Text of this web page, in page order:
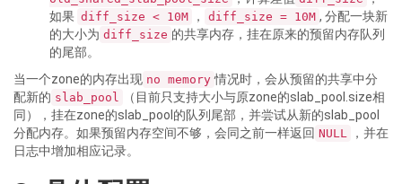
如果 diff_size < 10M ， diff_size = 10M , 分配一块新
的大小为 diff_size 的共享内存，挂在原来的预留内存队列
的尾部。
当一个zone的内存出现 no memory 情况时，会从预留的共享中分
配新的 slab_pool
（目前只支持大小与原zone的slab_pool.size相
同），挂在zone的slab_pool的队列尾部，并尝试从新的slab_pool
分配内存。如果预留内存空间不够，会同之前一样返回 NULL
，并在
日志中增加相应记录。